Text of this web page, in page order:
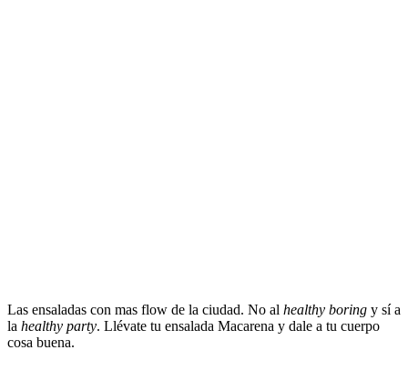
Las ensaladas con mas flow de la ciudad. No al healthy boring y sí a
la healthy party. Llévate tu ensalada Macarena y dale a tu cuerpo
cosa buena.